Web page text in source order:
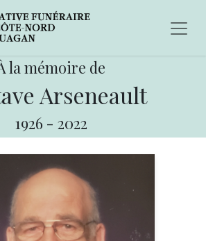
la mémoire de
Arseneault
1926 - 2022